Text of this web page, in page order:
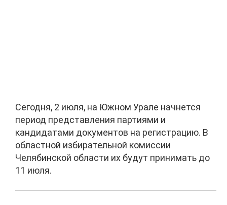
Сегодня, 2 июля, на Южном Урале начнется
период представления партиями и
кандидатами документов на регистрацию. В
областной избирательной комиссии
Челябинской области их будут принимать до
11 июля.